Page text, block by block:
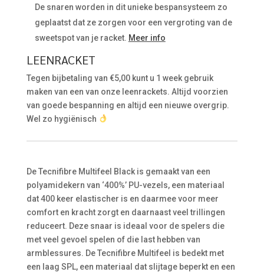
De snaren worden in dit unieke bespansysteem zo
geplaatst dat ze zorgen voor een vergroting van de
sweetspot van je racket. Meer info
LEENRACKET
Tegen bijbetaling van €5,00 kunt u 1 week gebruik
maken van een van onze leenrackets. Altijd voorzien
van goede bespanning en altijd een nieuwe overgrip.
Wel zo hygiënisch
De Tecnifibre Multifeel Black is gemaakt van een
polyamidekern van ‘400%’ PU-vezels, een materiaal
dat 400 keer elastischer is en daarmee voor meer
comfort en kracht zorgt en daarnaast veel trillingen
reduceert. Deze snaar is ideaal voor de spelers die
met veel gevoel spelen of die last hebben van
armblessures. De Tecnifibre Multifeel is bedekt met
een laag SPL, een materiaal dat slijtage beperkt en een